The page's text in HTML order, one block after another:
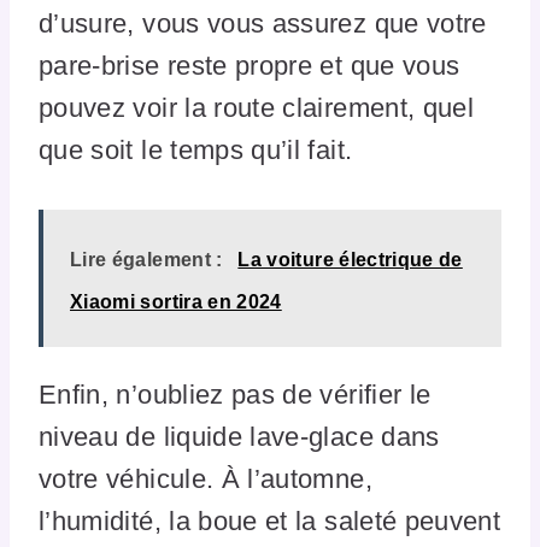
d’usure, vous vous assurez que votre
pare-brise reste propre et que vous
pouvez voir la route clairement, quel
que soit le temps qu’il fait.
Lire également : La voiture électrique de
Xiaomi sortira en 2024
Enfin, n’oubliez pas de vérifier le
niveau de liquide lave-glace dans
votre véhicule. À l’automne,
l’humidité, la boue et la saleté peuvent